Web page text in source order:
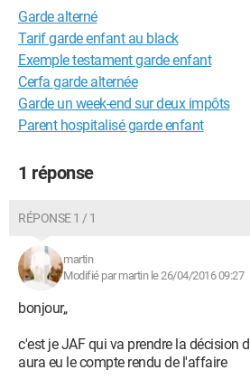
Garde alterné
Tarif garde enfant au black
Exemple testament garde enfant
Cerfa garde alternée
Garde un week-end sur deux impôts
Parent hospitalisé garde enfant
1 réponse
RÉPONSE 1 / 1
martin
Modifié par martin le 26/04/2016 09:27
bonjour,,
c'est je JAF qui va prendre la décision
aura eu le compte rendu de l'affaire